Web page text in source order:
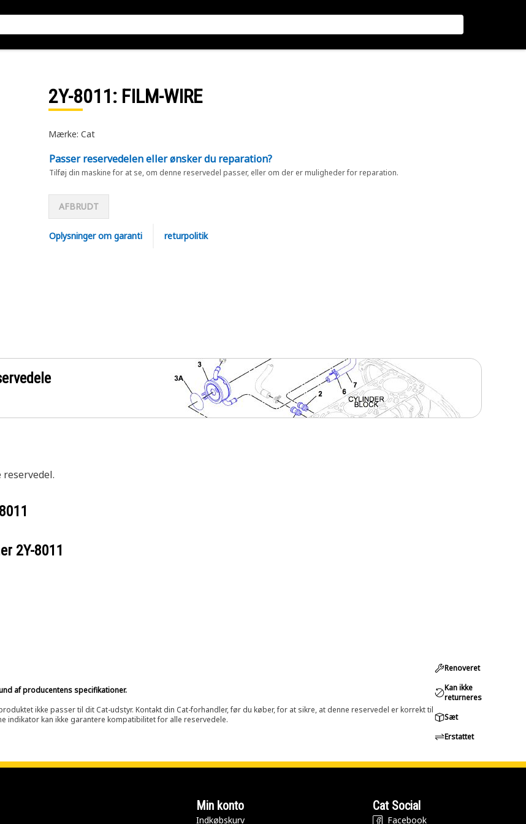
2Y-8011: FILM-WIRE
Mærke: Cat
Passer reservedelen eller ønsker du reparation?
Tilføj din maskine for at se, om denne reservedel passer, eller om der er muligheder for reparation.
AFBRUDT
Oplysninger om garanti returpolitik
2Y-8011
af producentens specifikationer.
ikke passer til dit Cat-udstyr. Kontakt din Cat-forhandler, før du køber, for at sikre, at denne reservedel er korrekt til
indikator kan ikke garantere kompatibilitet for alle reservedele.
Renoveret
Kan ikke
returneres
Sæt
Erstattet
Min konto
Indkøbskurv
Cat Social
Facebook